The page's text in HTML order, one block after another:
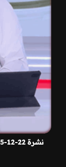
نشرة 22-12-2025